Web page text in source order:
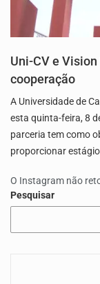
Uni-CV e
cooperação
A Universidade de
esta quinta-feira, 8
parceria tem como
proporcionar
O Instagram não
Pesquisar